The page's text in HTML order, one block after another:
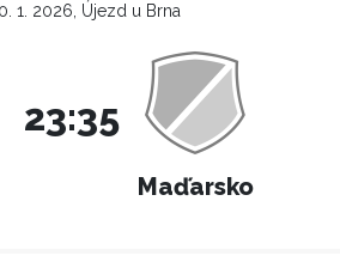
1. 2026, Újezd u Brna
23:35
Maďarsko